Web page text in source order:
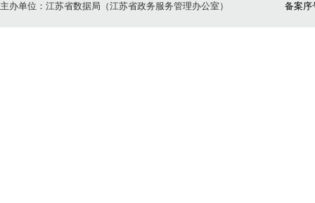
主办单位：江苏省数据局（江苏省政务服务管理办公室） 备案序